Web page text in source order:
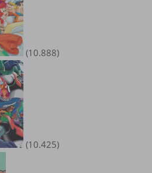
(10.888)
(10.425)